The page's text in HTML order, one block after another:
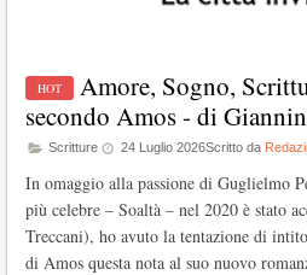
Amore, Sogno,
secondo Amos - di
Scritture 24 Luglio 2026Scritto da
In omaggio alla passione di Guglielmo
più celebre – Soaltà – nel 2020 è stato
Treccani), ho avuto la tentazione di
di Amos questa nota al suo nuovo